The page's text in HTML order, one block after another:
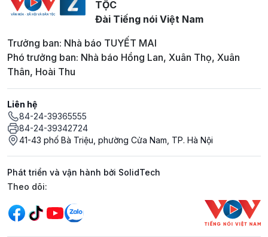
TỘC
Đài Tiếng nói Việt Nam
Trưởng ban: Nhà báo TUYẾT MAI
Phó trưởng ban: Nhà báo Hồng Lan, Xuân Thọ, Xuân
Thân, Hoài Thu
Liên hệ
84-24-39365555
84-24-39342724
41-43 phố Bà Triệu, phường Cửa Nam, TP. Hà Nội
Phát triển và vận hành bởi SolidTech
Mạng xã hội
Theo dõi: